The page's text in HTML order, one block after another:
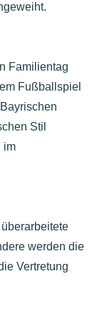
Familientag
Fußballspiel
Stil
im
werden die
Vertretung